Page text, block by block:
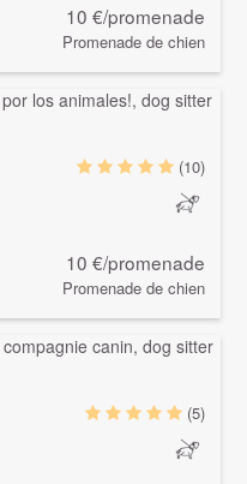
10 €/promenade
Promenade de chien
(10)
10 €/promenade
Promenade de chien
(5)